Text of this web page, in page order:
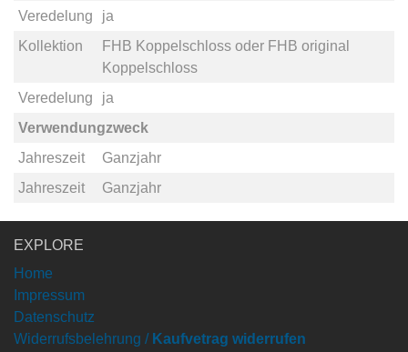
Veredelung
ja
Kollektion
FHB Koppelschlossoder FHB original
Koppelschloss
Veredelung
ja
Verwendungzweck
Jahreszeit
Ganzjahr
Jahreszeit
Ganzjahr
EXPLORE
Home
Impressum
Datenschutz
Widerrufsbelehrung / Kaufvetrag widerrufen